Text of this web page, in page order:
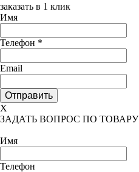
заказать в 1 клик
Имя
Телефон *
Email
X
ЗАДАТЬ ВОПРОС ПО ТОВАРУ
Имя
Телефон